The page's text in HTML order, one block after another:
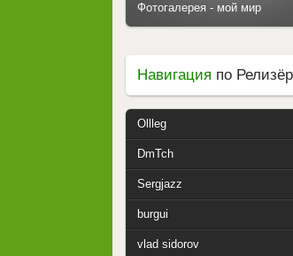
Фотогалерея - мой мир
Навигация по
Ollleg
DmTch
Sergjazz
burgui
vlad sidorov